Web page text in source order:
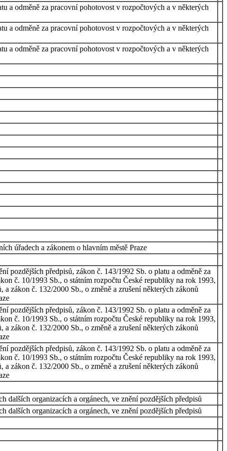
a odměně za pracovní pohotovost v rozpočtových a v některých
a odměně za pracovní pohotovost v rozpočtových a v některých
a odměně za pracovní pohotovost v rozpočtových a v některých
úřadech a zákonem o hlavním městě Praze
pozdějších předpisů, zákon č. 143/1992 Sb. o platu a odměně za
č. 10/1993 Sb., o státním rozpočtu České republiky na rok 1993,
zákon č. 132/2000 Sb., o změně a zrušení některých zákonů
pozdějších předpisů, zákon č. 143/1992 Sb. o platu a odměně za
č. 10/1993 Sb., o státním rozpočtu České republiky na rok 1993,
zákon č. 132/2000 Sb., o změně a zrušení některých zákonů
pozdějších předpisů, zákon č. 143/1992 Sb. o platu a odměně za
č. 10/1993 Sb., o státním rozpočtu České republiky na rok 1993,
zákon č. 132/2000 Sb., o změně a zrušení některých zákonů
dalších organizacích a orgánech, ve znění pozdějších předpisů
dalších organizacích a orgánech, ve znění pozdějších předpisů